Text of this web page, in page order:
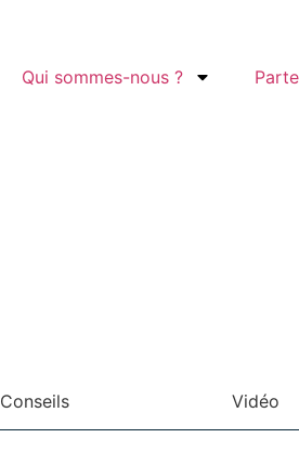
Qui sommes-nous ?
Conseils Vidéo